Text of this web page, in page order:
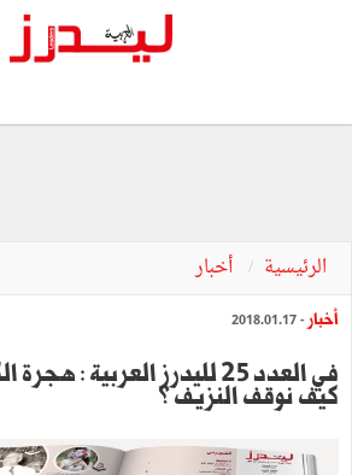
الرئيسية أخبار
أخبار - 2018.01.17
في العدد 25 لليدرز العربية :
كيف نوقف النزيف ؟